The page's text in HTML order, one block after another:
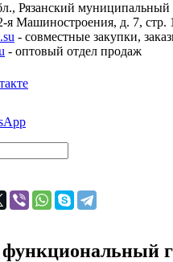
Рязанский
я Машиностроения, д. 7,
- совместные закупки,
- оптовый отдел продаж